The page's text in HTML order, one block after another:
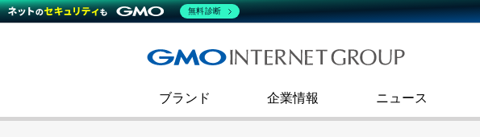
ブランド
企業情報
会社概要
社史
ニュース
技術ブログ
インターネットセキュリティ事業
コミュニケーション
ダイバーシティ＆インクルージョン
熊谷正寿が語るグループ成長戦略・
財務・業績
よく
第二新卒採用
無料診断